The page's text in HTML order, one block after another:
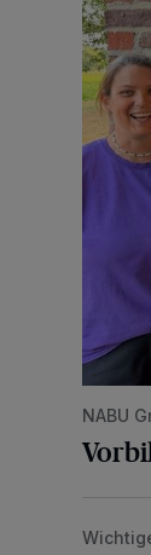
NABU
Die